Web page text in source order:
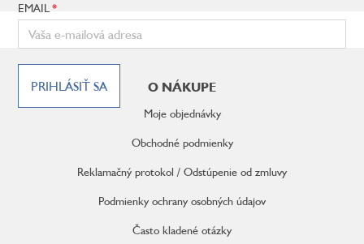
EMAIL
PRIHLÁSIŤ SA O NÁKUPE
Moje objednávky
Obchodné podmienky
Reklamačný protokol / Odstúpenie od zmluvy
Podmienky ochrany osobných údajov
Často kladené otázky